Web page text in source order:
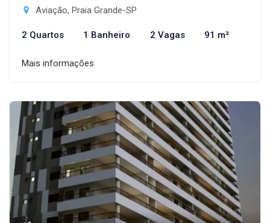
Aviação, Praia Grande-SP
2 Quartos 1 Banheiro 2 Vagas 91 m²
Mais informações